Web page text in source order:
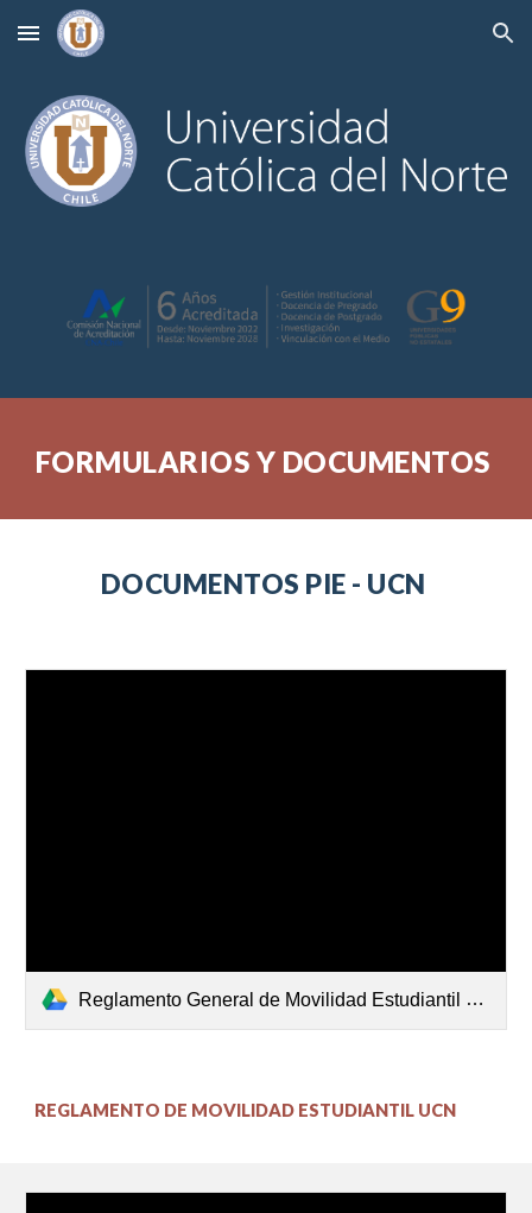
Skip to main content Skip to navigation
FORMULARIOS Y DOCUMENTOS
DOCUMENTOS PIE - UCN
Reglamento General de Movilidad Estudiantil UCN -PIE- D.76-2024.pdf
REGLAMENTO DE MOVILIDAD ESTUDIANTIL UCN